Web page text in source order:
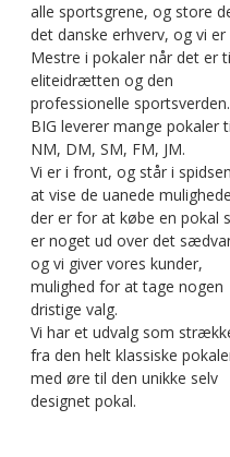
alle sportsgrene, og store
det danske erhverv, og vi er
Mestre i pokaler når det er
eliteidrætten og den
professionelle sportsverden.
BIG leverer mange pokaler
NM, DM, SM, FM, JM.
Vi er i front, og står i
at vise de uanede
der er for at købe en pokal
er noget ud over det
og vi giver vores kunder,
mulighed for at tage nogen
dristige valg.
Vi har et udvalg som
fra den helt klassiske
med øre til den unikke selv
designet pokal.